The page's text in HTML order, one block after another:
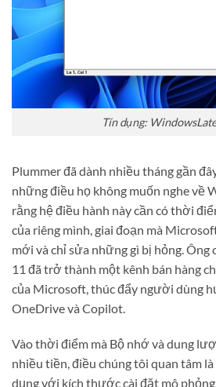
Tín dụng:
Plummer đã dành nhiều tháng gần
những điều họ không muốn nghe về
rằng hệ điều hành này cần có thời
của riêng mình, giai đoạn mà
mới và chỉ sửa những gì bị hỏng.
11 đã trở thành một kênh bán hàng
của Microsoft, thúc đẩy người dùng
OneDrive và Copilot.
Vào thời điểm mà Bộ nhớ và dung
nhiều tiền, điều chúng tôi quan tâm
dụng với kích thước cài đặt mô